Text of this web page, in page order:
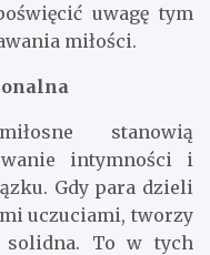
uwagę tym
miłości.
stanowią
intymności i
Gdy para dzieli
uczuciami, tworzy
To w tych